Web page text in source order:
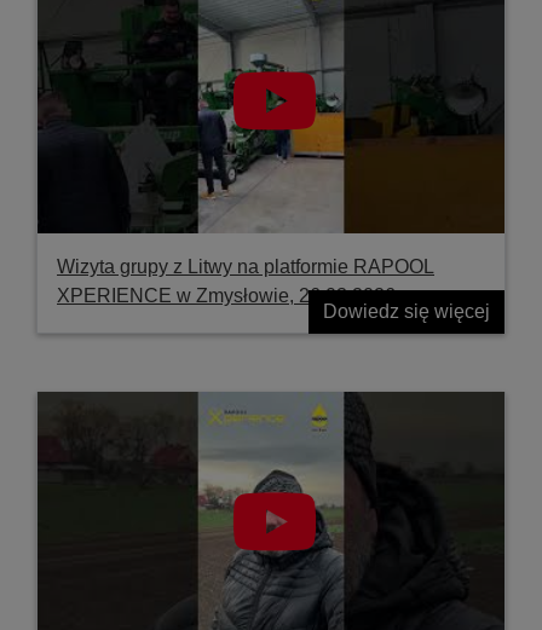
Wizyta grupy z Litwy na platformie RAPOOL
XPERIENCE w Zmysłowie, 26.03.2026
Dowiedz się więcej